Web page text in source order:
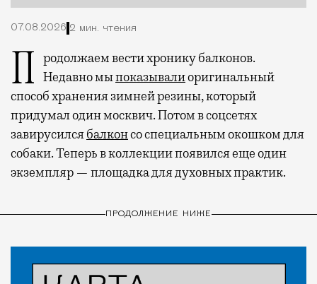
07.08.2026 2 мин. чтения
Продолжаем вести хронику балконов. Недавно мыпоказывалиоригинальный
способ хранения зимней резины, который
придумал один москвич. Потом в соцсетях
завирусилсябалконсо специальным окошком для
собаки. Теперь в коллекции появился еще один
экземпляр — площадка для духовных практик.
ПРОДОЛЖЕНИЕ НИЖЕ